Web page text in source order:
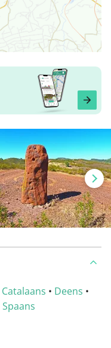
Catalaans • Deens •
Spaans